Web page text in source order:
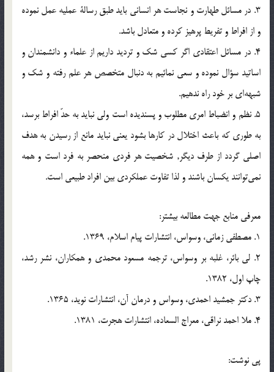
3. در مسائل طهارت و نجاست هر انساني بايد طبق رسالة عمليه عمل نموده
و از افراط و تفريط پرهيز کرده و متعادل باشد.
4. در مسائل اعتقادي اگر كسي شك و ترديد داريم از علماء و دانشمندان و
اساتيد سؤال نموده و سعي نمائيم به دنبال متخصص هر علم رفته و شك و
شبهه‌اي بر خود راه ندهيم.
5. نظم و انضباط امری مطلوب و پسنديده است ولي نبايد به حدّ افراط برسد،
به طوري كه باعث اختلال در كارها بشود يعني نبايد مانع از رسيدن به هدف
اصلي گردد از طرف ديگر, شخصيت هر فردي منحصر به فرد است و همه
نمي‌توانند يكسان باشند و لذا تفاوت عملكردي بين افراد طبيعي است.
معرفي منابع جهت مطالعه بيشتر:
1. مصطفي زماني، وسواس، انتشارات پيام اسلام، 1369.
2. لي بائر، غلبه بر وسواس، ترجمه مسعود محمدي و همكاران، نشر رشد،
چاپ اول، 1382.
3. دكتر جمشيد احمدي، وسواس و درمان آن، انتشارات نويد، 1365.
4. ملا احمد نراقي، معراج السعاده، انتشارات هجرت، 1381.
پي نوشت: